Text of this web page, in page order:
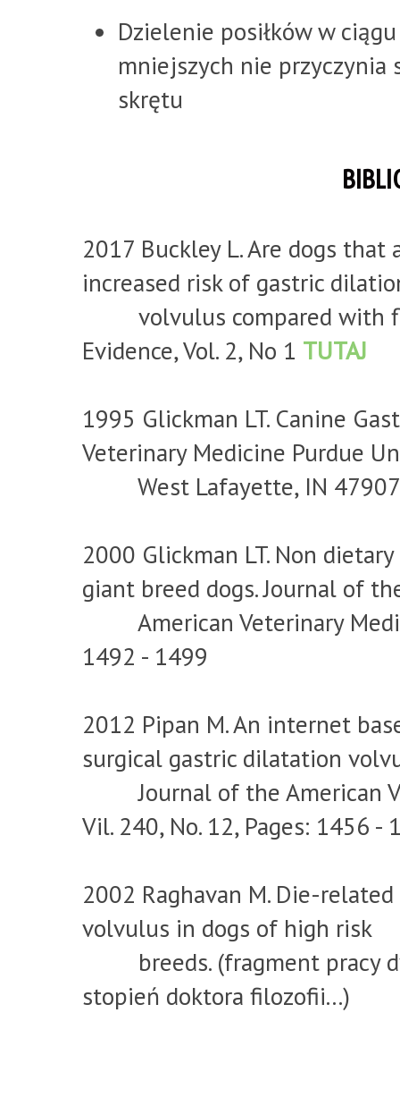
Dzielenie posiłków w
mniejszych nie przyczynia
skrętu
2017 Buckley L. Are dogs
increased risk of gastric
volvulus compared with
Evidence, Vol. 2, No 1 TUTAJ
1995 Glickman LT. Canine
Veterinary Medicine Purdue
West Lafayette, IN 47907
2000 Glickman LT. Non
giant breed dogs. Journal of
American Veterinary
1492 - 1499
2012 Pipan M. An internet
surgical gastric dilatation
Journal of the American
Vil. 240, No. 12, Pages: 1456 -
2002 Raghavan M. Die-
volvulus in dogs of high risk
breeds. (fragment pracy
stopień doktora filozofii...)